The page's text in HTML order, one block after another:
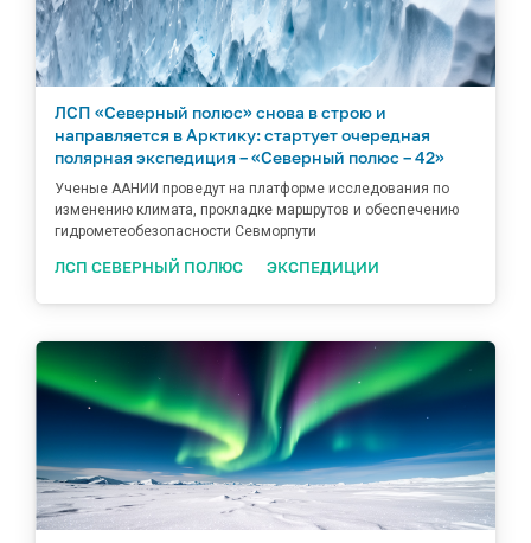
ЛСП «Северный полюс» снова в строю и
направляется в Арктику: стартует очередная
полярная экспедиция – «Северный полюс – 42»
Ученые ААНИИ проведут на платформе исследования по
изменению климата, прокладке маршрутов и обеспечению
гидрометеобезопасности Севморпути
ЛСП СЕВЕРНЫЙ ПОЛЮС ЭКСПЕДИЦИИ